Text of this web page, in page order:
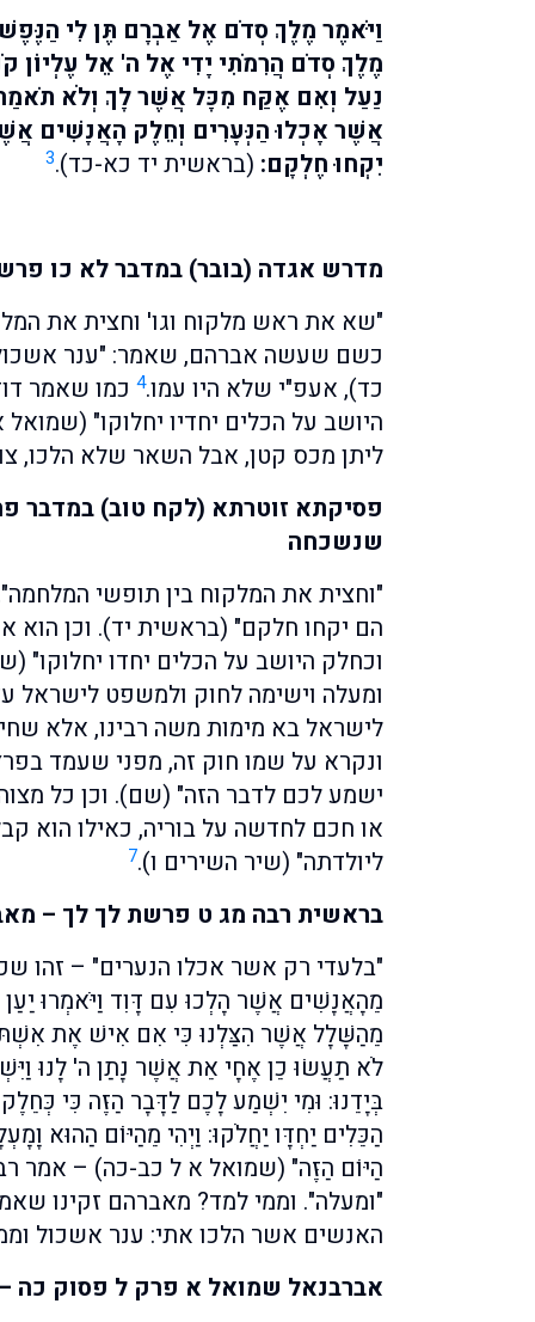
וַיֹּאמֶר מֶלֶךְ סְדֹם אֶל אַבְרָם תֶּן לִי
מֶלֶךְ סְדֹם הֲרִמֹתִי יָדִי אֶל ה' אֵל
נַעַל וְאִם אֶקַּח מִכָּל אֲשֶׁר לָךְ וְלֹא
אֲשֶׁר אָכְלוּ הַנְּעָרִים וְחֵלֶק הָאֲנָשִׁים
יִקְחוּ חֶלְקָם: (בראשית יד כא-כד).3
מדרש אגדה (בובר) במדבר לא כו
"שא את ראש מלקוח וגו' וחצית את
כשם שעשה אברהם, שאמר: "ענר
כד), אעפ"י שלא היו עמו.4 כמו שאמר
היושב על הכלים יחדיו יחלוקו"
ליתן מכס קטן, אבל השאר שלא הלכו,
פסיקתא זוטרתא (לקח טוב) במדבר
שנשכחה
"וחצית את המלקוח בין תופשי
הם יקחו חלקם" (בראשית יד). וכן הוא
וכחלק היושב על הכלים יחדו יחלוקו"
ומעלה וישימה לחוק ולמשפט לישראל
לישראל בא מימות משה רבינו, אלא
ונקרא על שמו חוק זה, מפני שעמד
ישמע לכם לדבר הזה" (שם). וכן כל
או חכם לחדשה על בוריה, כאילו הוא
ליולדתה" (שיר השירים ו).7
בראשית רבה מג ט פרשת לך לך –
"בלעדי רק אשר אכלו הנערים" – זהו
מֵהָאֲנָשִׁים אֲשֶׁר הָלְכוּ עִם דָּוִד וַיֹּאמְרוּ
מֵהַשָּׁלָל אֲשֶׁר הִצַּלְנוּ כִּי אִם אִישׁ אֶת אִשְׁתּוֹ
לֹא תַעֲשׂוּ כֵן אֶחָי אֵת אֲשֶׁר נָתַן ה' לָנוּ
בְּיָדֵנוּ: וּמִי יִשְׁמַע לָכֶם לַדָּבָר הַזֶּה כִּי
הַכֵּלִים יַחְדָּו יַחֲלֹקוּ: וַיְהִי מֵהַיּוֹם הַהוּא
הַיּוֹם הַזֶּה" (שמואל א ל כב-כה) – אמר
"ומעלה". וממי למד? מאברהם זקינו
האנשים אשר הלכו אתי: ענר אשכול
אברבנאל שמואל א פרק ל פסוק כה –